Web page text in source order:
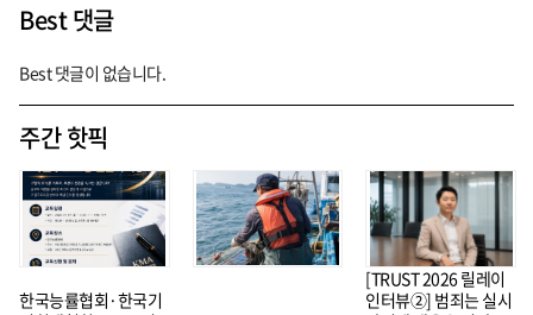
Best 댓글
Best 댓글이 없습니다.
주간 핫픽
한국능률협회·한국기
[TRUST 2026 릴레이
인터뷰②] 범죄는 실시